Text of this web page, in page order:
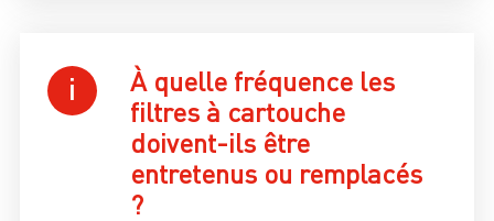
À quelle fréquence les
filtres à cartouche
doivent-ils être
entretenus ou remplacés
?